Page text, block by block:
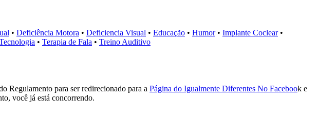
• Deficiência Motora • Deficiencia Visual • Educação • Humor • Implante Coclear •
• Terapia de Fala • Treino Auditivo
Regulamento para ser redirecionado para a Página do Igualmente Diferentes No Facebook e
você já está concorrendo.